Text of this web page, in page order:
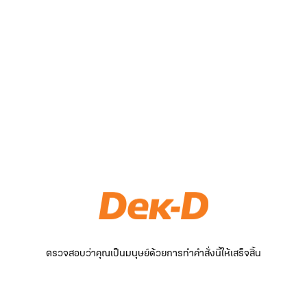
ตรวจสอบว่าคุณเป็นมนุษย์ด้วยการทำคำสั่งนี้ให้เสร็จสิ้น